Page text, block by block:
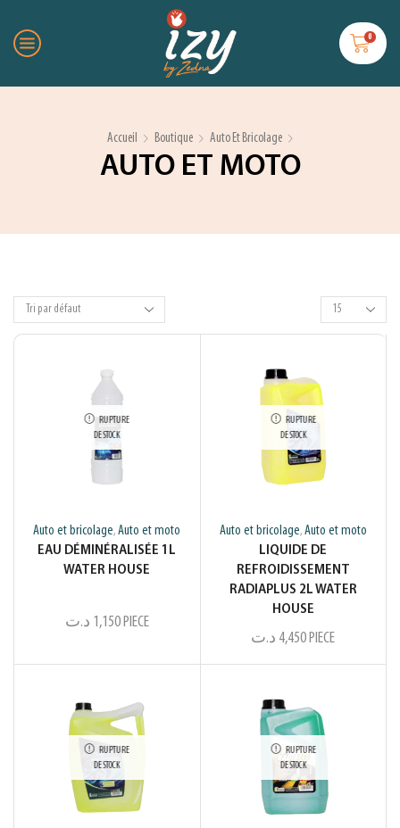
0
Accueil Boutique Auto Et Bricolage
AUTO ET MOTO
RUPTURE
DE STOCK
Auto et bricolage,Auto et moto
EAU DÉMINÉRALISÉE 1L
WATER HOUSE
1,150 د.ت PIECE
RUPTURE
DE STOCK
Auto et bricolage, Auto et moto
LIQUIDE DE
REFROIDISSEMENT
RADIAPLUS 2L WATER
HOUSE
4,450 د.ت PIECE
RUPTURE
DE STOCK
RUPTURE
DE STOCK